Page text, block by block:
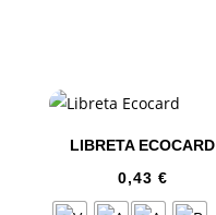
LIBRETA ECOCARD
0,43 €